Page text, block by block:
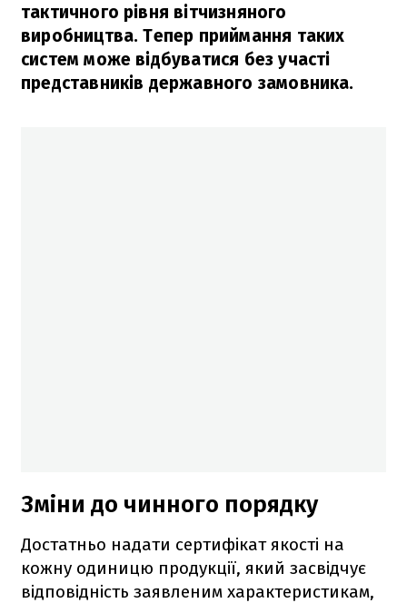
тактичного рівня вітчизняного
виробництва. Тепер приймання таких
систем може відбуватися без участі
представників державного замовника.
Зміни до чинного порядку
Достатньо надати сертифікат якості на
кожну одиницю продукції, який засвідчує
відповідність заявленим характеристикам,